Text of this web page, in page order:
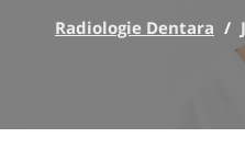
Radiologie Dentara /